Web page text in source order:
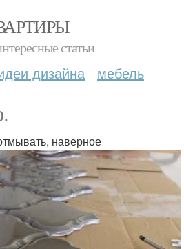
статьи
дизайна мебель
наверное